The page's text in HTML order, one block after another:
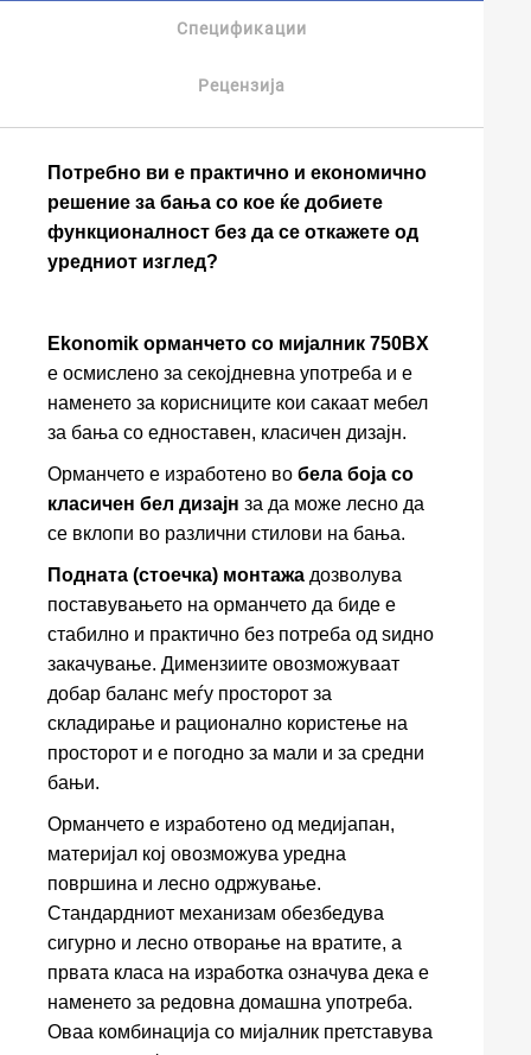
Спецификации
Рецензија
Потребно ви е практично и економично
решение за бања со кое ќе добиете
функционалност без да се откажете од
уредниот изглед?
Ekonomik орманчето со мијалник 750BX
е осмислено за секојдневна употреба и е
наменето за корисниците кои сакаат мебел
за бања со едноставен, класичен дизајн.
Орманчето е изработено во бела боја со
класичен бел дизајн за да може лесно да
се вклопи во различни стилови на бања.
Подната (стоечка) монтажа дозволува
поставувањето на орманчето да биде е
стабилно и практично без потреба од ѕидно
закачување. Димензиите овозможуваат
добар баланс меѓу просторот за
складирање и рационално користење на
просторот и е погодно за мали и за средни
бањи.
Орманчето е изработено од медијапан,
материјал кој овозможува уредна
површина и лесно одржување.
Стандардниот механизам обезбедува
сигурно и лесно отворање на вратите, а
првата класа на изработка означува дека е
наменето за редовна домашна употреба.
Оваа комбинација со мијалник претставува